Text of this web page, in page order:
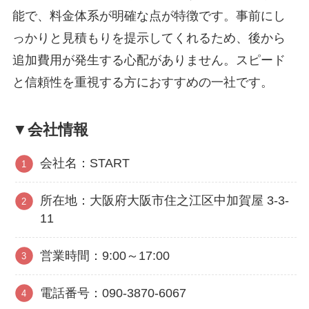
能で、料金体系が明確な点が特徴です。事前にし
っかりと見積もりを提示してくれるため、後から
追加費用が発生する心配がありません。スピード
と信頼性を重視する方におすすめの一社です。
▼会社情報
会社名：START
所在地：大阪府大阪市住之江区中加賀屋 3-3-
11
営業時間：9:00～17:00
電話番号：090-3870-6067